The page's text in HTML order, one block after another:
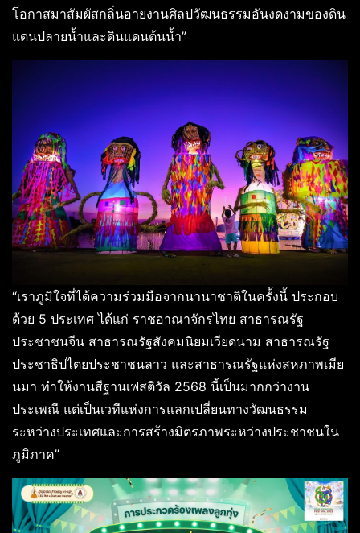
โอกาสมาสัมผัสกลิ่นอายงานศิลปวัฒนธรรมอันงดงามของดิน
แดนปลายน้ำและดินแดนต้นน้ำ”
“เราภูมิใจที่ได้ความร่วมมือจากนานาชาติในครั้งนี้ ประกอบ
ด้วย 5 ประเทศ ได้แก่ ราชอาณาจักรไทย สาธารณรัฐ
ประชาชนจีน สาธารณรัฐสังคมนิยมเวียดนาม สาธารณรัฐ
ประชาธิปไตยประชาชนลาว และสาธารณรัฐแห่งสหภาพเมีย
นมา ทำให้งานสีฐานเฟสติวัล 2568 นี้เป็นมากกว่างาน
ประเพณี แต่เป็นเวทีแห่งการแลกเปลี่ยนทางวัฒนธรรม
ระหว่างประเทศและการสร้างมิตรภาพระหว่างประชาชนใน
ภูมิภาค”